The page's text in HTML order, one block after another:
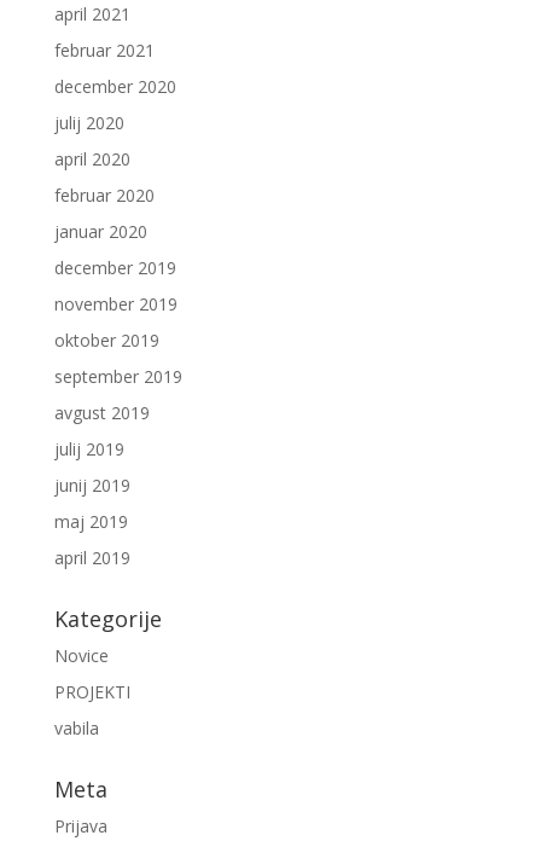
april 2021
februar 2021
december 2020
julij 2020
april 2020
februar 2020
januar 2020
december 2019
november 2019
oktober 2019
september 2019
avgust 2019
julij 2019
junij 2019
maj 2019
april 2019
Kategorije
Novice
PROJEKTI
vabila
Meta
Prijava